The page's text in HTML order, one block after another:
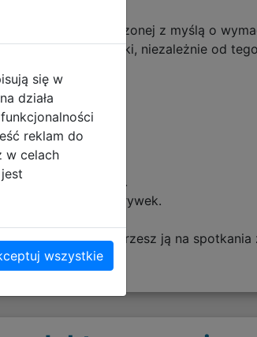
macie stworzonej z myślą o
każdej rozgrywki, niezależnie od
każdej rozgrywki.
intensywnych rozgrywek.
z łatwością zabierzesz ją na spotkania
się w
działa
reklam do
w celach
wszystkie